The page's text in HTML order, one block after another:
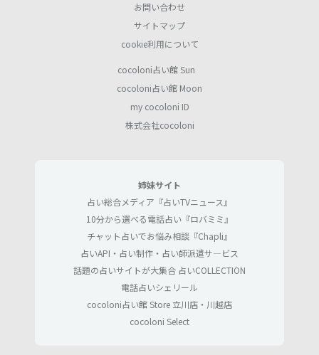
お問い合わせ
サイトマップ
cookie利用について
cocoloni占い館 Sun
cocoloni占い館 Moon
my cocoloni ID
株式会社cocoloni
姉妹サイト
占い総合メディア『占いTVニュース』
10分から選べる電話占い『ロバミミ』
チャット占いでお悩み相談『Chapli』
占いAPI・占い制作・占い師派遣サ―ビス
話題の占いサイトが大集合 占いCOLLECTION
電話占いシェリール
cocoloni占い館 Store 立川店・川越店
cocoloni Select